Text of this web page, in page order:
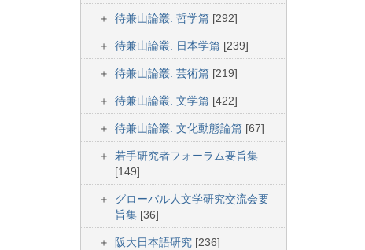
待兼山論叢. 哲学篇 [292]
待兼山論叢. 日本学篇 [239]
待兼山論叢. 芸術篇 [219]
待兼山論叢. 文学篇 [422]
待兼山論叢. 文化動態論篇 [67]
若手研究者フォーラム要旨集
[149]
グローバル人文学研究交流会要
旨集 [36]
阪大日本語研究 [236]